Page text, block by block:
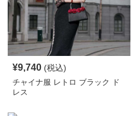
¥9,740 (税込)
チャイナ服 レトロ ブラック ド
レス